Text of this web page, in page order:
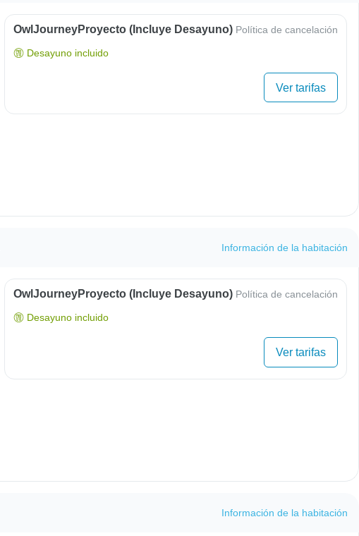
OwlJourneyProyecto (Incluye Desayuno) Política de cancelación
Desayuno incluido
Ver tarifas
Información de la habitación
OwlJourneyProyecto (Incluye Desayuno) Política de cancelación
Desayuno incluido
Ver tarifas
Información de la habitación